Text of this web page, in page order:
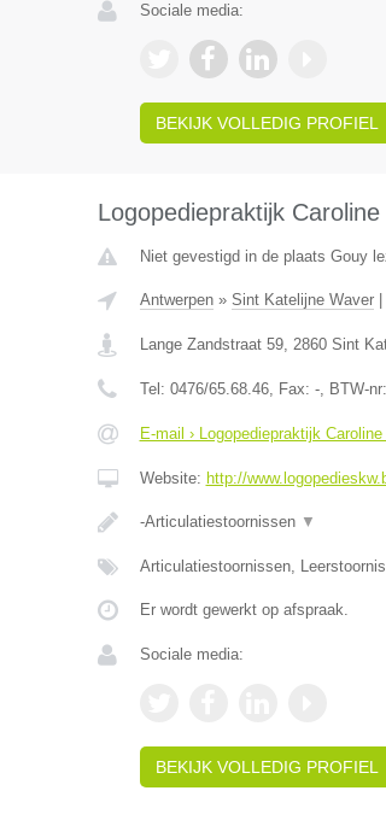
Sociale media:
BEKIJK VOLLEDIG PROFIEL
Logopediepraktijk Caroline
Niet gevestigd in de plaats Gouy
Antwerpen» Sint Katelijne Waver|
Lange Zandstraat 59, 2860 Sint
Tel: 0476/65.68.46, Fax: -, BTW-nr:
E-mail › Logopediepraktijk Caroline
Website: http://
-Articulatiestoornissen ▼
Articulatiestoornissen,
Er wordt gewerkt op afspraak.
Sociale media:
BEKIJK VOLLEDIG PROFIEL